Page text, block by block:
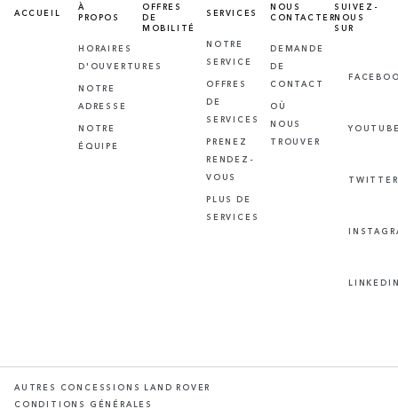
ACCUEIL
À
PROPOS
HORAIRES
D'OUVERTURES
NOTRE
ADRESSE
NOTRE
ÉQUIPE
OFFRES
DE
MOBILITÉ
SERVICES
NOTRE
SERVICE
OFFRES
DE
SERVICES
PRENEZ
RENDEZ-
VOUS
PLUS DE
SERVICES
NOUS
CONTACTER
DEMANDE
DE
CONTACT
OÙ
NOUS
TROUVER
SUIVEZ-
NOUS
SUR
TWITTER
AUTRES CONCESSIONS LAND ROVER
CONDITIONS GÉNÉRALES